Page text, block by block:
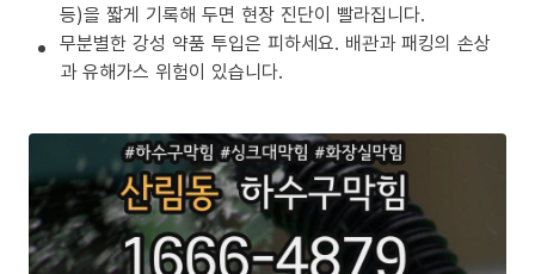
등)을 짧게 기록해 두면 현장 진단이 빨라집니다.
무분별한 강성 약품 투입은 피하세요. 배관과 패킹의 손상
과 유해가스 위험이 있습니다.